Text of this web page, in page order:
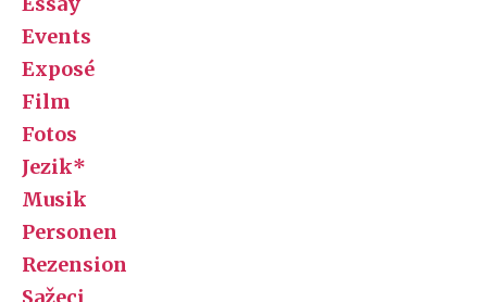
Events
Exposé
Film
Fotos
Jezik*
Musik
Personen
Rezension
Sažeci